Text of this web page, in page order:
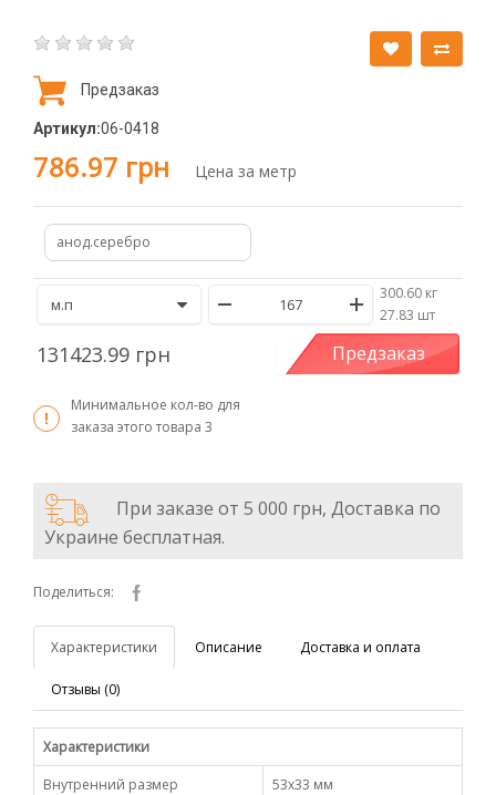
Предзаказ
Артикул:06-0418
786.97 грн Цена за метр
анод.серебро
300.60 кг
/27.83 шт
131423.99 грн Предзаказ
Минимальное кол-во для
заказа этого товара 3
При заказе от 5 000 грн, Доставка по
Украине бесплатная.
Поделиться:
Характеристики Описание Доставка и оплата
Отзывы (0)
Характеристики
Внутренний размер
53х33 мм